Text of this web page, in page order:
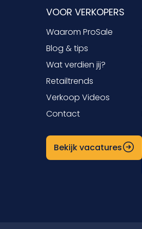
VOOR VERKOPERS
Waarom ProSale
Blog & tips
Wat verdien jij?
Retailtrends
Verkoop Videos
Contact
Bekijk vacatures